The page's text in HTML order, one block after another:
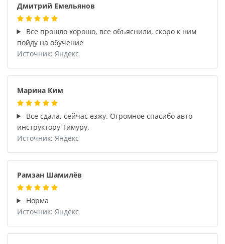
Дмитрий Емельянов
Все прошло хорошо, все объяснили, скоро к ним
пойду на обучение
Источник: Яндекс
Марина Ким
Все сдала, сейчас езжу. Огромное спасибо авто
инструктору Тимуру.
Источник: Яндекс
Рамзан Шамилёв
Норма
Источник: Яндекс